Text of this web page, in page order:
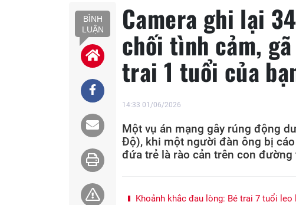
BÌNH
LUẬN
Camera ghi lại
chối tình cảm,
trai 1 tuổi của
14:33 01/06/2026
Một vụ án mạng gây rúng động
Độ), khi một người đàn ông bị
đứa trẻ là rào cản trên con
Khoảnh khắc đau lòng: Bé trai 7 tuổi